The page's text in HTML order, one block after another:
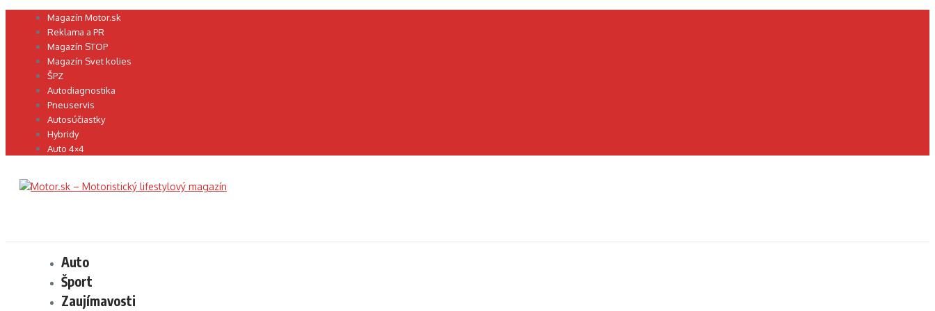
Preskočiť Magazín Motor.sk
Reklama a PR
Magazín STOP
Magazín Svet kolies
ŠPZ
Autodiagnostika
Pneuservis
Autosúčiastky
Hybridy
Auto 4×4
Auto
Šport
Zaujímavosti